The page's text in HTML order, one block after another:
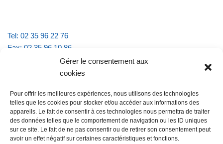
Gérer le consentement aux
cookies
Pour offrir les meilleures expériences, nous utilisons des technologies
telles que les cookies pour stocker et/ou accéder aux informations des
appareils. Le fait de consentir à ces technologies nous permettra de traiter
des données telles que le comportement de navigation ou les ID uniques
sur ce site. Le fait de ne pas consentir ou de retirer son consentement peut
avoir un effet négatif sur certaines caractéristiques et fonctions.
Tel: 02 35 96 22 76
Fax: 02 35 96 10 86
Email : mairie.vattevillelarue@wanadoo.fr
lundi et jeudi de 9h à 11h30
mardi et vendredi de 16h à 18h30